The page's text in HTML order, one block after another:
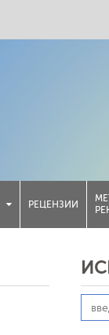
РЕЦЕНЗИИ